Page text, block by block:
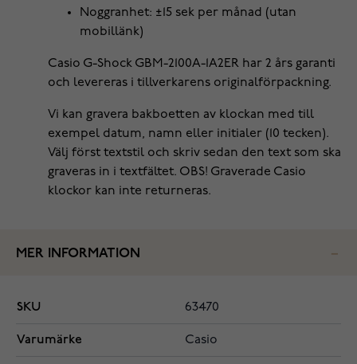
Noggranhet: ±15 sek per månad (utan
mobillänk)
Casio G-Shock GBM-2100A-1A2ER har 2 års garanti
och levereras i tillverkarens originalförpackning.
Vi kan gravera bakboetten av klockan med till
exempel datum, namn eller initialer (10 tecken).
Välj först textstil och skriv sedan den text som ska
graveras in i textfältet. OBS! Graverade Casio
klockor kan inte returneras.
MER INFORMATION
SKU 63470
Varumärke Casio